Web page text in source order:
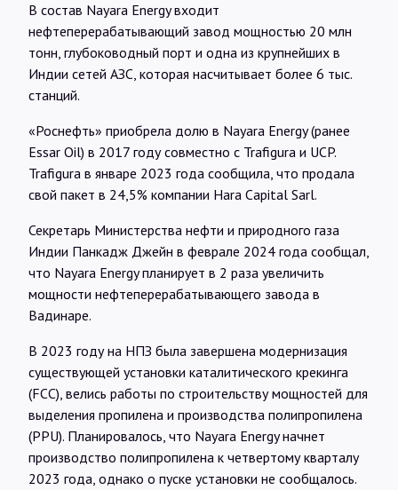
В состав Nayara Energy входит
нефтеперерабатывающий завод мощностью 20 млн
тонн, глубоководный порт и одна из крупнейших в
Индии сетей АЗС, которая насчитывает более 6 тыс.
станций.
«Роснефть» приобрела долю в Nayara Energy (ранее
Essar Oil) в 2017 году совместно с Trafigura и UCP.
Trafigura в январе 2023 года сообщила, что продала
свой пакет в 24,5% компании Hara Capital Sarl.
Секретарь Министерства нефти и природного газа
Индии Панкадж Джейн в феврале 2024 года сообщал,
что Nayara Energy планирует в 2 раза увеличить
мощности нефтеперерабатывающего завода в
Вадинаре.
В 2023 году на НПЗ была завершена модернизация
существующей установки каталитического крекинга
(FCC), велись работы по строительству мощностей для
выделения пропилена и производства полипропилена
(PPU). Планировалось, что Nayara Energy начнет
производство полипропилена к четвертому кварталу
2023 года, однако о пуске установки не сообщалось.